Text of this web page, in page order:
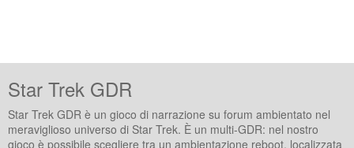
Star Trek GDR
Star Trek GDR è un gioco di narrazione su forum ambientato nel
meraviglioso universo di Star Trek. È un multi-GDR: nel nostro
gioco è possibile scegliere tra un ambientazione reboot, localizzata